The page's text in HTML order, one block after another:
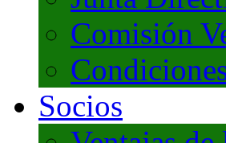
Comisión
Socios